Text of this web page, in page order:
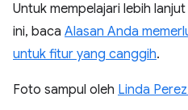
Untuk mempelajari lebih
ini, baca Alasan Anda
untuk fitur yang canggih.
Foto sampul oleh Linda